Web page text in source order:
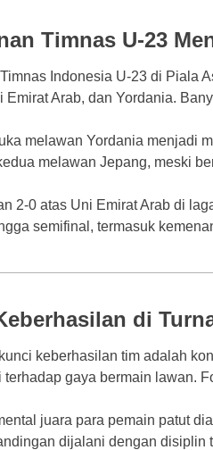
Timnas U-23
Indonesia U-23 di Piala
Emirat Arab, dan Yordania.
melawan Yordania menjadi
melawan Jepang, meski
2-0 atas Uni Emirat Arab di
semifinal, termasuk
di
keberhasilan tim adalah
terhadap gaya bermain lawan.
juara para pemain patut
dijalani dengan disiplin